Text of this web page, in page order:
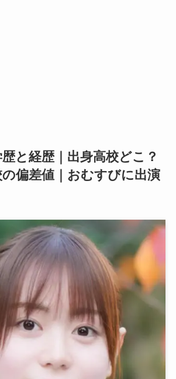
と経歴｜出身高校どこ？
偏差値｜おむすびに出演